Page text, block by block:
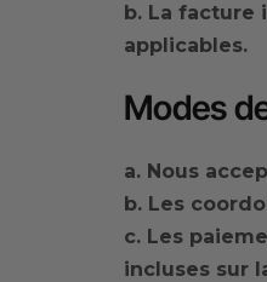
b. La facture
applicables.
Modes
a. Nous
b. Les
c. Les
incluses sur